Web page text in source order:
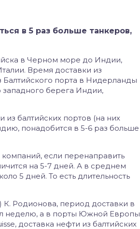
в 5 раз больше танкеров,
в Черном море до Индии,
Время доставки из
Балтийского порта в Нидерланды
берега Индии,
из балтийских портов (на них
понадобится в 5-6 раз больше
если перенаправить
на 5-7 дней. А в среднем
5 дней. То есть длительность
К. Родионова, период доставки в
неделю, а в порты Южной Европы
доставка нефти из балтийских